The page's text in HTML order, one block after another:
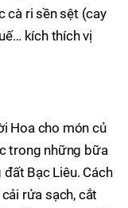
cà ri sền sệt (cay
kích thích vị
Hoa cho món củ
trong những bữa
Bạc Liêu. Cách
rửa sạch, cắt